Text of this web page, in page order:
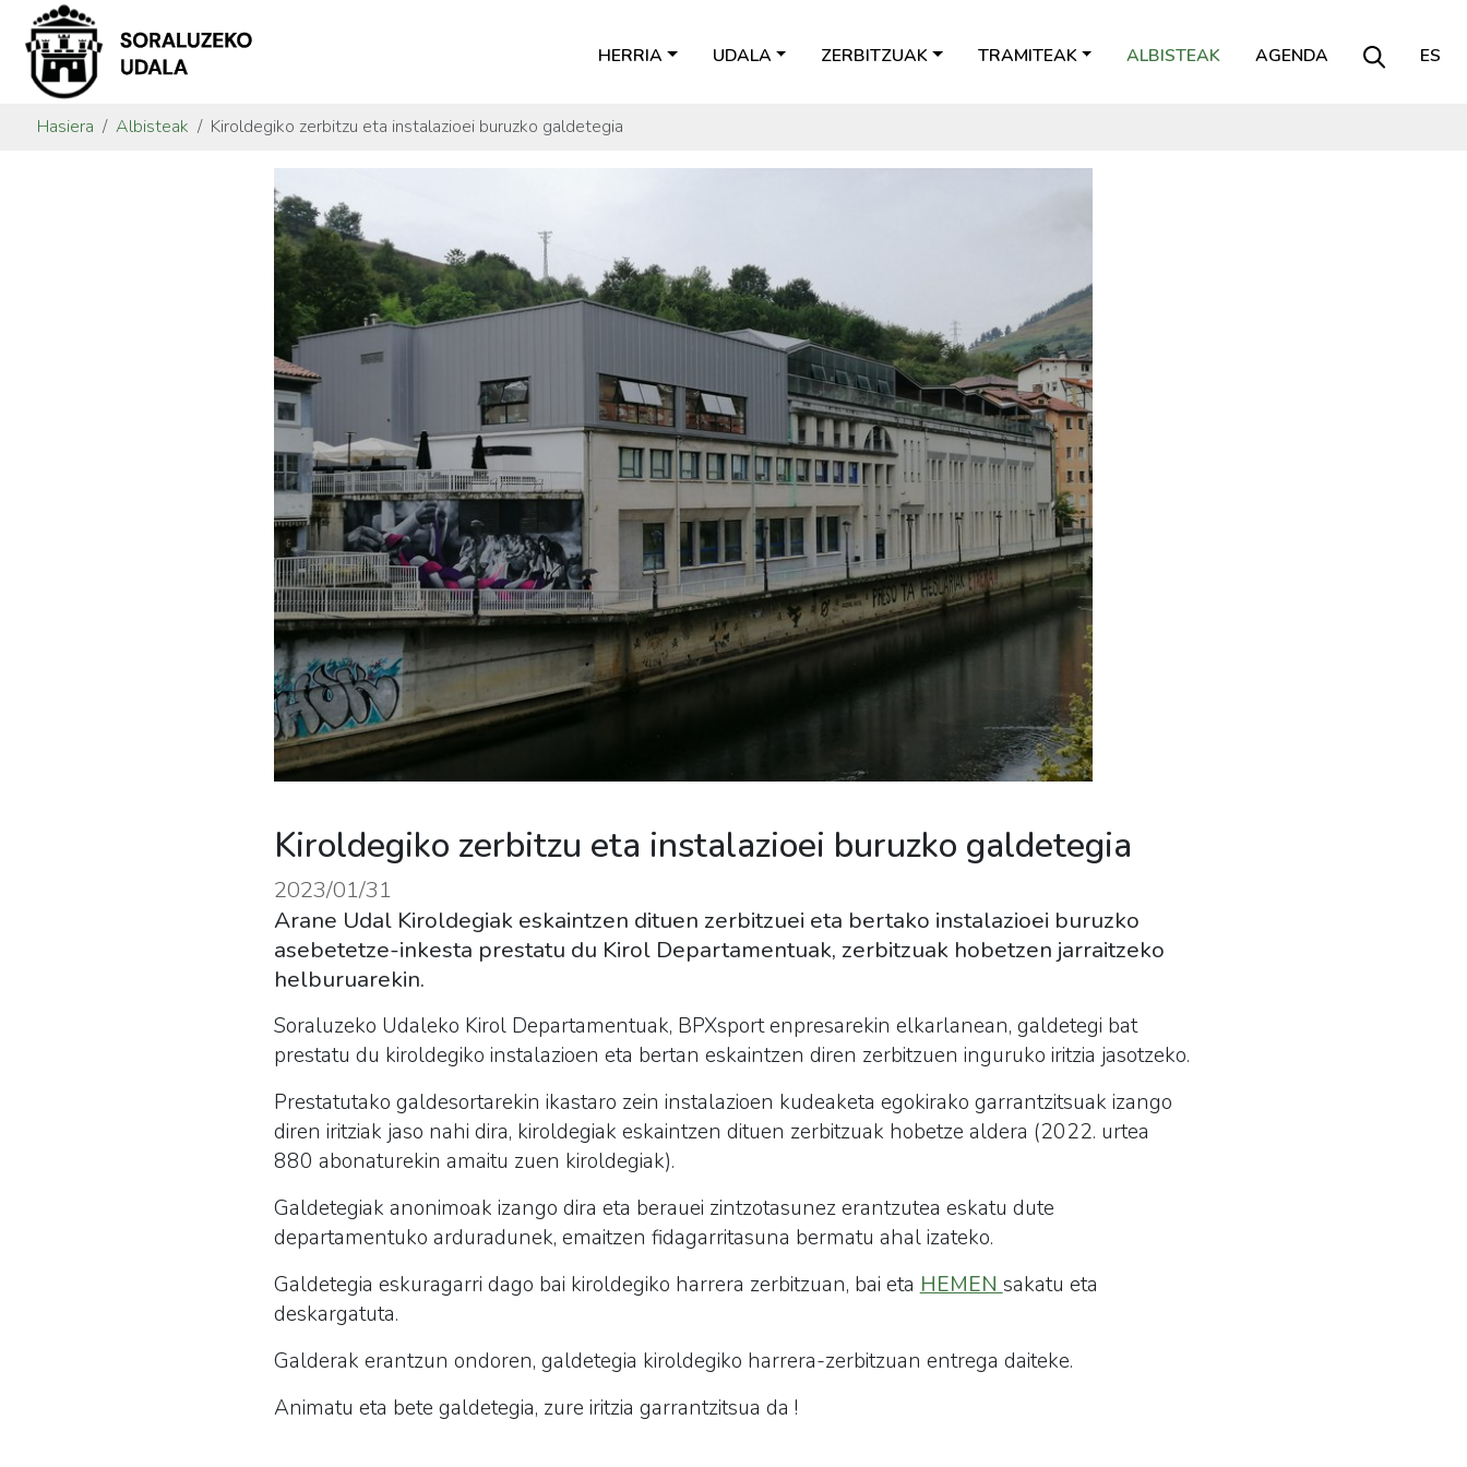
HERRIA UDALA ZERBITZUAK TRAMITEAK ALBISTEAK AGENDA ES
Hasiera Albisteak Kiroldegiko zerbitzu eta instalazioei buruzko galdetegia
Kiroldegiko zerbitzu eta instalazioei buruzko galdetegia
2023/01/31
Arane Udal Kiroldegiak eskaintzen dituen zerbitzuei eta bertako instalazioei buruzko
asebetetze-inkesta prestatu du Kirol Departamentuak, zerbitzuak hobetzen jarraitzeko
helburuarekin.
Soraluzeko Udaleko Kirol Departamentuak, BPXsport enpresarekin elkarlanean, galdetegi bat
prestatu du kiroldegiko instalazioen eta bertan eskaintzen diren zerbitzuen inguruko iritzia jasotzeko.
Prestatutako galdesortarekin ikastaro zein instalazioen kudeaketa egokirako garrantzitsuak izango
diren iritziak jaso nahi dira, kiroldegiak eskaintzen dituen zerbitzuak hobetze aldera (2022. urtea
880 abonaturekin amaitu zuen kiroldegiak).
Galdetegiak anonimoak izango dira eta berauei zintzotasunez erantzutea eskatu dute
departamentuko arduradunek, emaitzen fidagarritasuna bermatu ahal izateko.
Galdetegia eskuragarri dago bai kiroldegiko harrera zerbitzuan, bai eta HEMENsakatu eta
deskargatuta.
Galderak erantzun ondoren, galdetegia kiroldegiko harrera-zerbitzuan entrega daiteke.
Animatu eta bete galdetegia, zure iritzia garrantzitsua da !